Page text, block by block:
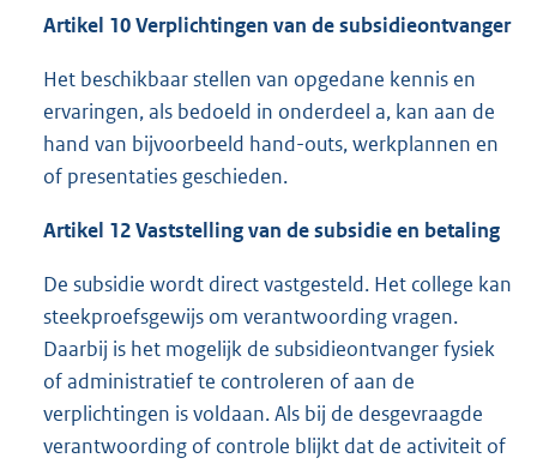
Artikel 10 Verplichtingen van de subsidieontvanger
Het beschikbaar stellen van opgedane kennis en
ervaringen, als bedoeld in onderdeel a, kan aan de
hand van bijvoorbeeld hand-outs, werkplannen en
of presentaties geschieden.
Artikel 12 Vaststelling van de subsidie en betaling
De subsidie wordt direct vastgesteld. Het college kan
steekproefsgewijs om verantwoording vragen.
Daarbij is het mogelijk de subsidieontvanger fysiek
of administratief te controleren of aan de
verplichtingen is voldaan. Als bij de desgevraagde
verantwoording of controle blijkt dat de activiteit of